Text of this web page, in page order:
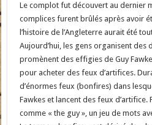
Le complot fut découvert au dernier
complices furent brûlés après avoir
l’histoire de l’Angleterre aurait été
Aujourd’hui, les gens organisent des
promènent des effigies de Guy
pour acheter des feux d’artifices.
d’énormes feux (bonfires) dans
Fawkes et lancent des feux d’artifice.
comme « the guy », un jeu de mots